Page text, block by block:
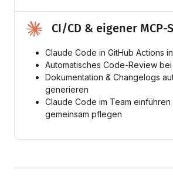
CI/CD & eigener MCP-
Claude Code in GitHub Actions
Automatisches Code-Review bei
Dokumentation & Changelogs
generieren
Claude Code im Team einführen
gemeinsam pflegen